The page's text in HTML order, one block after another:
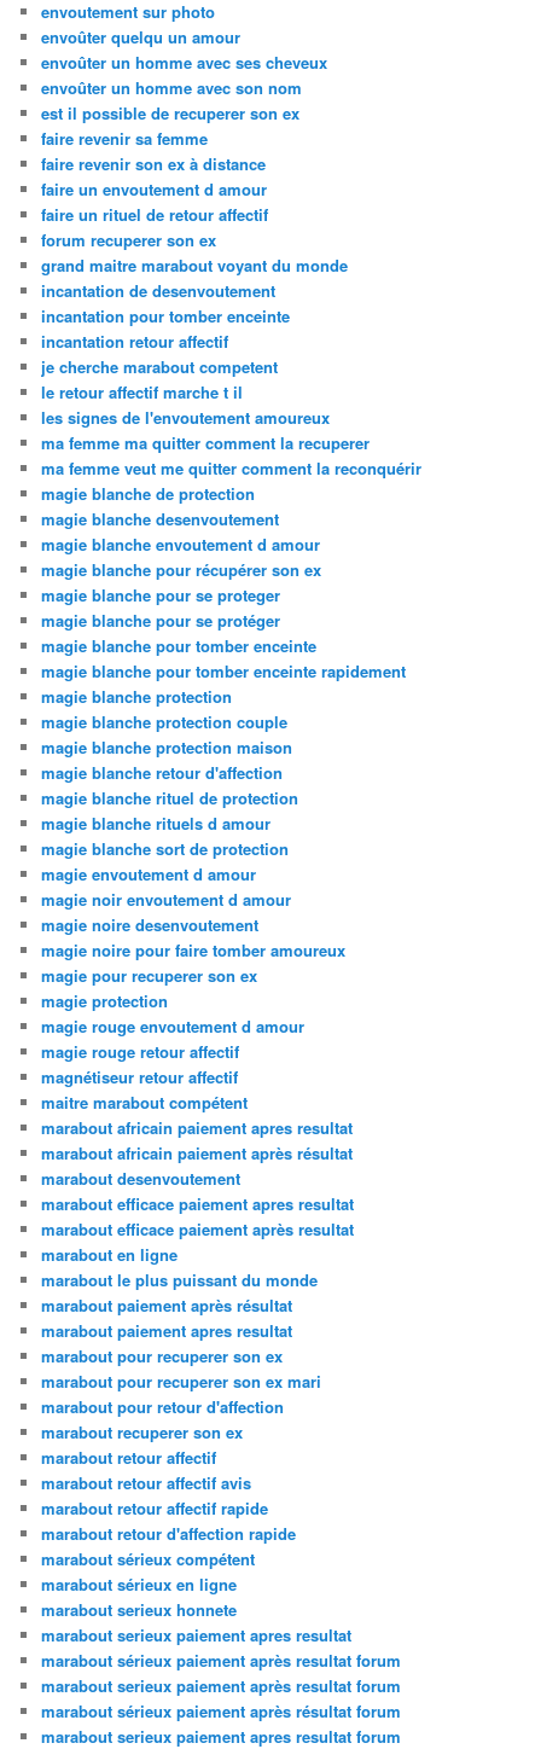
envoutement sur photo
envoûter quelqu un amour
envoûter un homme avec ses cheveux
envoûter un homme avec son nom
est il possible de recuperer son ex
faire revenir sa femme
faire revenir son ex à distance
faire un envoutement d amour
faire un rituel de retour affectif
forum recuperer son ex
grand maitre marabout voyant du monde
incantation de desenvoutement
incantation pour tomber enceinte
incantation retour affectif
je cherche marabout competent
le retour affectif marche t il
les signes de l'envoutement amoureux
ma femme ma quitter comment la recuperer
ma femme veut me quitter comment la reconquérir
magie blanche de protection
magie blanche desenvoutement
magie blanche envoutement d amour
magie blanche pour récupérer son ex
magie blanche pour se proteger
magie blanche pour se protéger
magie blanche pour tomber enceinte
magie blanche pour tomber enceinte rapidement
magie blanche protection
magie blanche protection couple
magie blanche protection maison
magie blanche retour d'affection
magie blanche rituel de protection
magie blanche rituels d amour
magie blanche sort de protection
magie envoutement d amour
magie noir envoutement d amour
magie noire desenvoutement
magie noire pour faire tomber amoureux
magie pour recuperer son ex
magie protection
magie rouge envoutement d amour
magie rouge retour affectif
magnétiseur retour affectif
maitre marabout compétent
marabout africain paiement apres resultat
marabout africain paiement après résultat
marabout desenvoutement
marabout efficace paiement apres resultat
marabout efficace paiement après resultat
marabout en ligne
marabout le plus puissant du monde
marabout paiement après résultat
marabout paiement apres resultat
marabout pour recuperer son ex
marabout pour recuperer son ex mari
marabout pour retour d'affection
marabout recuperer son ex
marabout retour affectif
marabout retour affectif avis
marabout retour affectif rapide
marabout retour d'affection rapide
marabout sérieux compétent
marabout sérieux en ligne
marabout serieux honnete
marabout serieux paiement apres resultat
marabout sérieux paiement après resultat forum
marabout serieux paiement après resultat forum
marabout sérieux paiement après résultat forum
marabout serieux paiement apres resultat forum